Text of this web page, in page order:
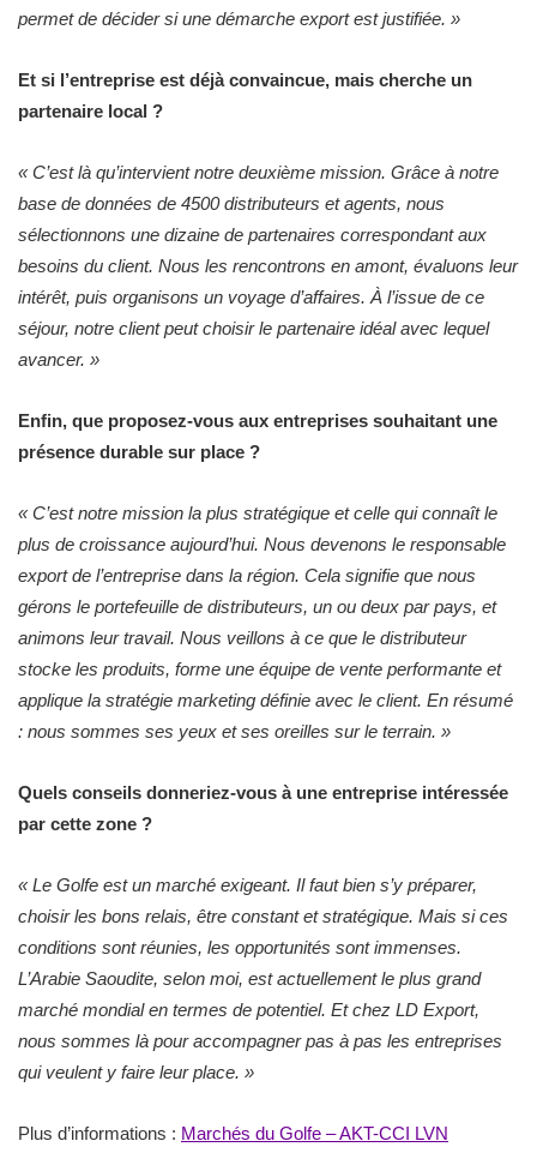
permet de décider si une démarche export est justifiée. »
Et si l’entreprise est déjà convaincue, mais cherche un
partenaire local ?
« C’est là qu’intervient notre deuxième mission. Grâce à notre
base de données de 4500 distributeurs et agents, nous
sélectionnons une dizaine de partenaires correspondant aux
besoins du client. Nous les rencontrons en amont, évaluons leur
intérêt, puis organisons un voyage d’affaires. À l’issue de ce
séjour, notre client peut choisir le partenaire idéal avec lequel
avancer. »
Enfin, que proposez-vous aux entreprises souhaitant une
présence durable sur place ?
« C’est notre mission la plus stratégique et celle qui connaît le
plus de croissance aujourd’hui. Nous devenons le responsable
export de l’entreprise dans la région. Cela signifie que nous
gérons le portefeuille de distributeurs, un ou deux par pays, et
animons leur travail. Nous veillons à ce que le distributeur
stocke les produits, forme une équipe de vente performante et
applique la stratégie marketing définie avec le client. En résumé
: nous sommes ses yeux et ses oreilles sur le terrain. »
Quels conseils donneriez-vous à une entreprise intéressée
par cette zone ?
« Le Golfe est un marché exigeant. Il faut bien s’y préparer,
choisir les bons relais, être constant et stratégique. Mais si ces
conditions sont réunies, les opportunités sont immenses.
L’Arabie Saoudite, selon moi, est actuellement le plus grand
marché mondial en termes de potentiel. Et chez LD Export,
nous sommes là pour accompagner pas à pas les entreprises
qui veulent y faire leur place. »
Plus d’informations : Marchés du Golfe – AKT-CCI LVN